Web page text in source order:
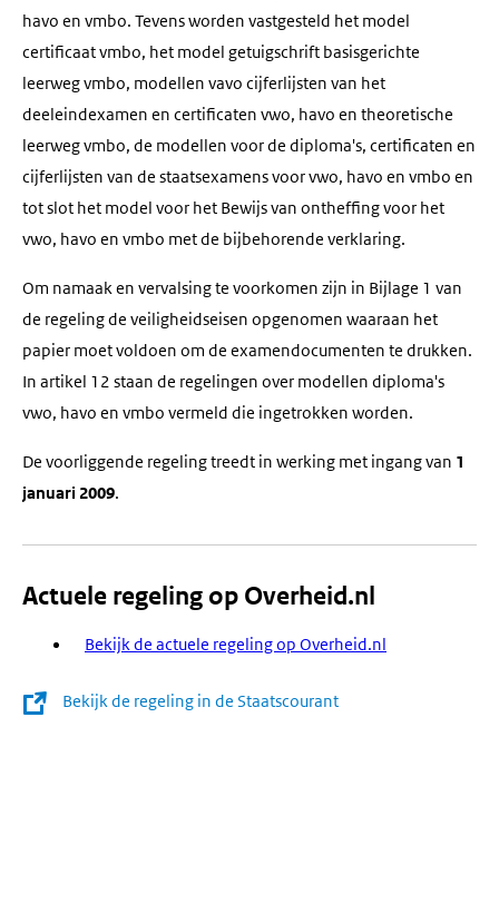
havo en vmbo. Tevens worden vastgesteld het model
certificaat vmbo, het model getuigschrift basisgerichte
leerweg vmbo, modellen vavo cijferlijsten van het
deeleindexamen en certificaten vwo, havo en theoretische
leerweg vmbo, de modellen voor de diploma's, certificaten en
cijferlijsten van de staatsexamens voor vwo, havo en vmbo en
tot slot het model voor het Bewijs van ontheffing voor het
vwo, havo en vmbo met de bijbehorende verklaring.
Om namaak en vervalsing te voorkomen zijn in Bijlage 1 van
de regeling de veiligheidseisen opgenomen waaraan het
papier moet voldoen om de examendocumenten te drukken.
In artikel 12 staan de regelingen over modellen diploma's
vwo, havo en vmbo vermeld die ingetrokken worden.
De voorliggende regeling treedt in werking met ingang van 1
januari 2009.
Actuele regeling op Overheid.nl
Bekijk de actuele regeling op Overheid.nl
Bekijk de regeling in de Staatscourant